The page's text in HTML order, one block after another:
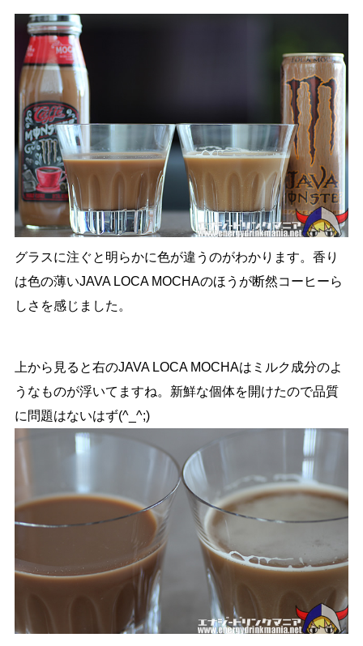
グラスに注ぐと明らかに色が違うのがわかります。香り
は色の薄いJAVA LOCA MOCHAのほうが断然コーヒーら
しさを感じました。
上から見ると右のJAVA LOCA MOCHAはミルク成分のよ
うなものが浮いてますね。新鮮な個体を開けたので品質
に問題はないはず(^_^;)